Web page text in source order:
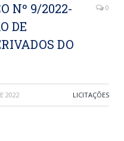
Nº 9/2022-
DE
DO
0
2022 LICITAÇÕES